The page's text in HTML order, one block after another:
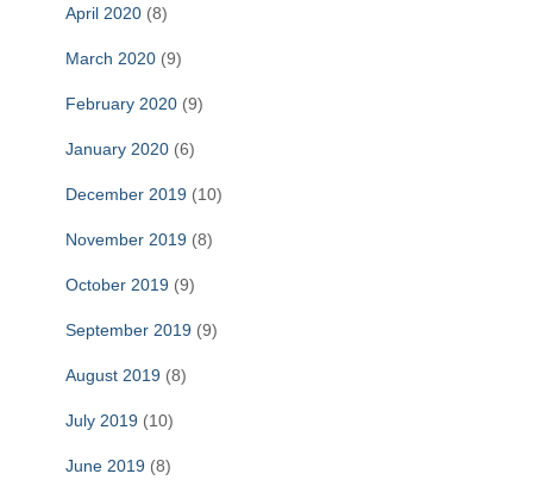
April 2020 (8)
March 2020 (9)
February 2020 (9)
January 2020 (6)
December 2019 (10)
November 2019 (8)
October 2019 (9)
September 2019 (9)
August 2019 (8)
July 2019 (10)
June 2019 (8)